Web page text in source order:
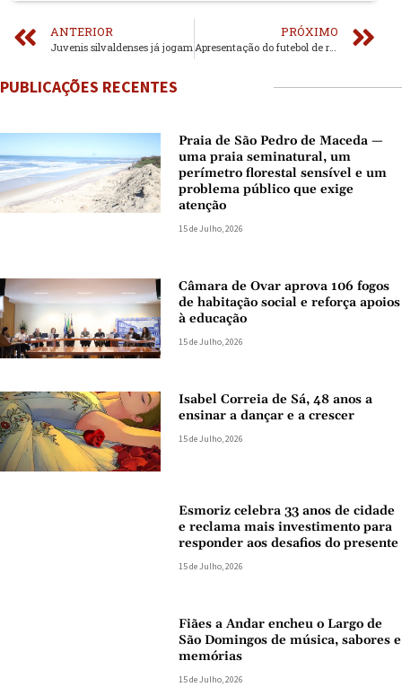
ANTERIOR
Juvenis silvaldenses já jogam
PRÓXIMO
PUBLICAÇÕES RECENTES
Praia de São Pedro de Maceda —
uma praia seminatural, um
perímetro florestal sensível e um
problema público que exige
atenção
15 de Julho, 2026
Câmara de Ovar aprova 106 fogos
de habitação social e reforça apoios
à educação
15 de Julho, 2026
Isabel Correia de Sá, 48 anos a
ensinar a dançar e a crescer
15 de Julho, 2026
Esmoriz celebra 33 anos de cidade
e reclama mais investimento para
responder aos desafios do presente
15 de Julho, 2026
Fiães a Andar encheu o Largo de
São Domingos de música, sabores e
memórias
15 de Julho, 2026